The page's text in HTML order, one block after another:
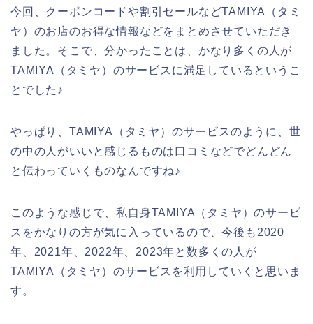
今回、クーポンコードや割引セールなどTAMIYA（タミ
ヤ）のお店のお得な情報などをまとめさせていただき
ました。そこで、分かったことは、かなり多くの人が
TAMIYA（タミヤ）のサービスに満足しているというこ
とでした♪
やっぱり、TAMIYA（タミヤ）のサービスのように、世
の中の人がいいと感じるものは口コミなどでどんどん
と伝わっていくものなんですね♪
このような感じで、私自身TAMIYA（タミヤ）のサービ
スをかなりの方が気に入っているので、今後も2020
年、2021年、2022年、2023年と数多くの人が
TAMIYA（タミヤ）のサービスを利用していくと思いま
す。